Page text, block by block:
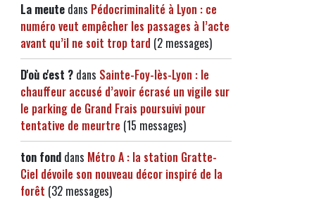
La meute dans Pédocriminalité à Lyon : ce
numéro veut empêcher les passages à l’acte
avant qu’il ne soit trop tard (2 messages)
D'où c'est ? dans Sainte-Foy-lès-Lyon : le
chauffeur accusé d’avoir écrasé un vigile sur
le parking de Grand Frais poursuivi pour
tentative de meurtre (15 messages)
ton fond dans Métro A : la station Gratte-
Ciel dévoile son nouveau décor inspiré de la
forêt (32 messages)